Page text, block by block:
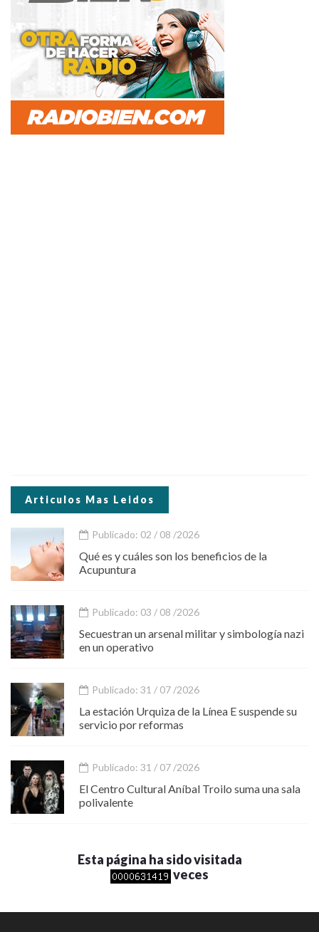
Articulos Mas Leidos
Publicado: 02 / 08 /2026
Qué es y cuáles son los beneficios de la
Acupuntura
Publicado: 03 / 08 /2026
Secuestran un arsenal militar y simbología nazi
en un operativo
Publicado: 31 / 07 /2026
La estación Urquiza de la Línea E suspende su
servicio por reformas
Publicado: 31 / 07 /2026
El Centro Cultural Aníbal Troilo suma una sala
polivalente
Esta página ha sido visitada
veces